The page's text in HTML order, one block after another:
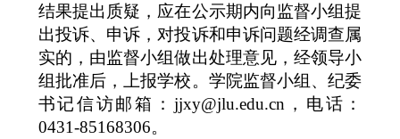
结果提出质疑，应在公示期内向监督小组提
出投诉、申诉，对投诉和申诉问题经调查属
实的，由监督小组做出处理意见，经领导小
组批准后，上报学校。学院监督小组、纪委
书记信访邮箱： jjxy@jlu.edu.cn ，电话：
0431-85168306。